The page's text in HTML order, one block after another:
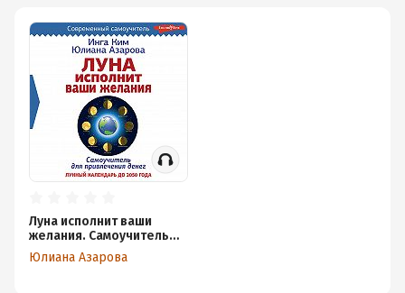
Луна исполнит ваши
желания. Самоучитель
для привлечения денег.
Лунный календарь до
Юлиана Азарова